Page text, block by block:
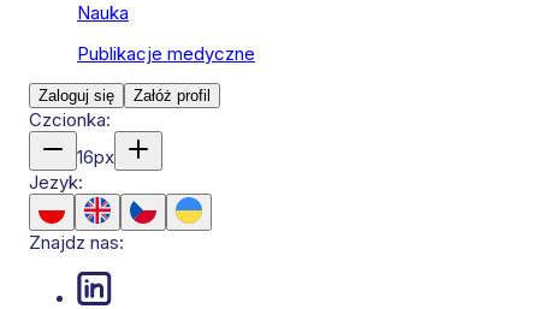
Nauka
Publikacje medyczne
Zaloguj się Załóż profil
Czcionka:
16px
Jezyk:
Znajdz nas: